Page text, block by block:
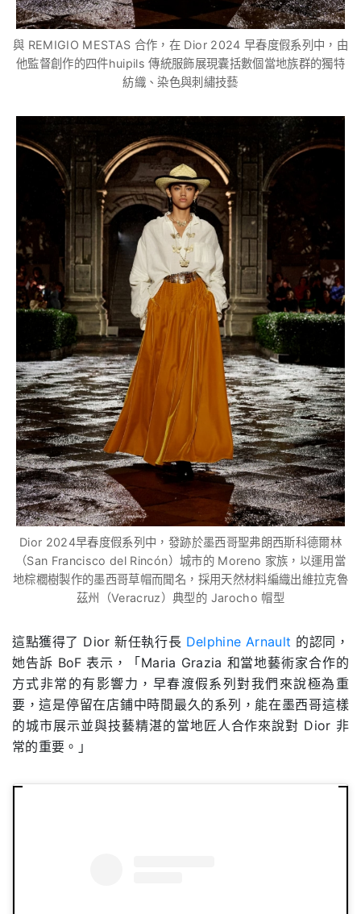
與 REMIGIO MESTAS 合作，在 Dior 2024 早春度假系列中，由
他監督創作的四件huipils 傳統服飾展現囊括數個當地族群的獨特
紡織、染色與刺繡技藝
Dior 2024早春度假系列中，發跡於墨西哥聖弗朗西斯科德爾林
（San Francisco del Rincón）城市的 Moreno 家族，以運用當
地棕櫚樹製作的墨西哥草帽而聞名，採用天然材料編織出維拉克魯
茲州（Veracruz）典型的 Jarocho 帽型
這點獲得了 Dior 新任執行長 Delphine Arnault 的認同，
她告訴 BoF 表示，「Maria Grazia 和當地藝術家合作的
方式非常的有影響力，早春渡假系列對我們來說極為重
要，這是停留在店鋪中時間最久的系列，能在墨西哥這樣
的城市展示並與技藝精湛的當地匠人合作來說對 Dior 非
常的重要。」